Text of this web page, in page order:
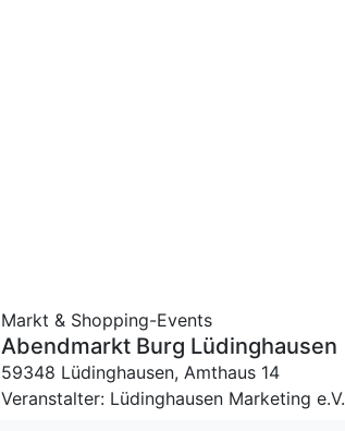
Markt & Shopping-Events
Abendmarkt Burg Lüdinghausen
59348 Lüdinghausen,Amthaus 14
Veranstalter: Lüdinghausen Marketing e.V.